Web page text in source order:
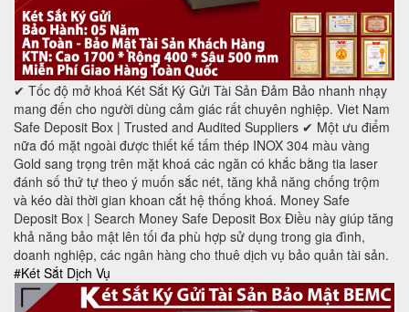
✔ Tốc độ mở khoá Két Sắt Ký Gửi Tài Sản Đảm Bảo nhanh nhạy
mang đến cho người dùng cảm giác rất chuyên nghiệp. Viet Nam
Safe Deposit Box | Trusted and Audited Suppliers ✔ Một ưu điểm
nữa đó mặt ngoài được thiết kế tấm thép INOX 304 màu vàng
Gold sang trọng trên mặt khoá các ngăn có khắc bằng tia laser
đánh số thứ tự theo ý muốn sắc nét, tăng khả năng chống trộm
và kéo dài thời gian khoan cắt hệ thống khoá. Money Safe
Deposit Box | Search Money Safe Deposit Box Điều này giúp tăng
khả năng bảo mật lên tối đa phù hợp sử dụng trong gia đình,
doanh nghiệp, các ngân hàng cho thuê dịch vụ bảo quản tài sản.
#Két Sắt Dịch Vụ